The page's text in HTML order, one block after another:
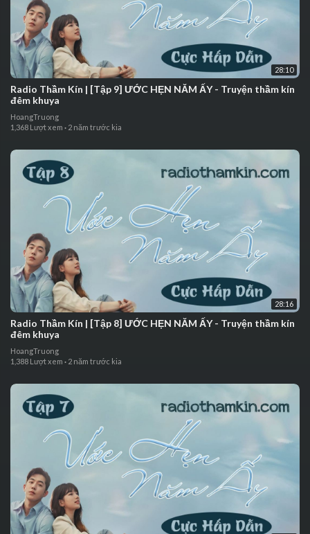
28:10
⁣Radio Thầm Kín | ⁣[Tập 9] ƯỚC HẸN NĂM ẤY - Truyện thầm kín
đêm khuya
HoangTruong
1,368 Lượt xem · 2 năm trước kia
28:16
⁣Radio Thầm Kín | ⁣[Tập 8] ƯỚC HẸN NĂM ẤY - Truyện thầm kín
đêm khuya
HoangTruong
1,388 Lượt xem · 2 năm trước kia